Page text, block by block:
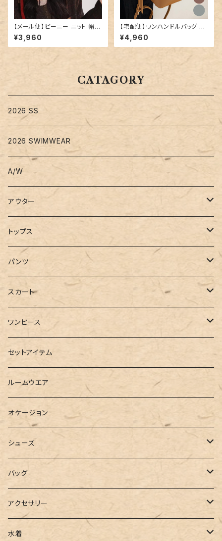
【メール便】ビーニー ニット 帽子
レディース ゆったり／hat320
¥3,960
【宅配便】ワンハンドルバッグ ／
bag202
¥4,960
CATAGORY
2026 SS
2026 SWIMWEAR
A/W
アウター
コート
ジャケット
ブルゾン
ロングシャツ
ダウンジャケット
ベスト
トップス
Tシャツ
カットソー
半袖
スウェット・パーカー
ニット
シャツ
ブラウス
カーディガン
ポロシャツ
ベスト
チュニック
パンツ
デニム
スキニー
ショートパンツ
ハーフパンツ
スウェット
ジャージ
スラックス
ワイドパンツ
カーゴパンツ
スカート
ロング
ミニ
その他
ワンピース
シャツワンピース
スウェットワンピース
パーカーワンピース
ニットワンピース
キャミワンピース
サロペット
オールインワン
セットアイテム
ルームウエア
オケージョン
シューズ
ブーツ
パンプス
サンダル
バッグ
トートバッグ
ショルダー
アクセサリー
その他
水着